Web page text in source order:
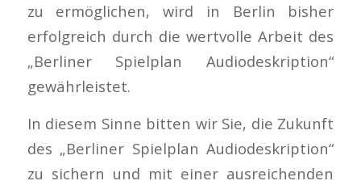
zu ermöglichen, wird in Berlin bisher
erfolgreich durch die wertvolle Arbeit des
„Berliner Spielplan Audiodeskription“
gewährleistet.
In diesem Sinne bitten wir Sie, die Zukunft
des „Berliner Spielplan Audiodeskription“
zu sichern und mit einer ausreichenden